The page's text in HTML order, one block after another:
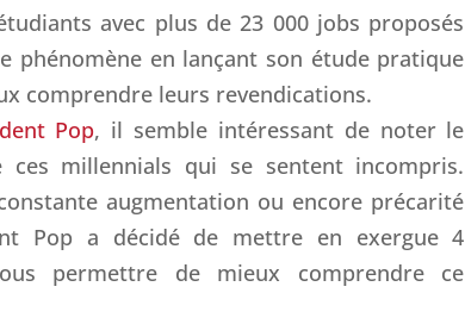
avec plus de 23 000 jobs proposés
phénomène en lançant son étude pratique
comprendre leurs revendications.
Pop, il semble intéressant de noter le
ces millennials qui se sentent incompris.
augmentation ou encore précarité
Pop a décidé de mettre en exergue 4
permettre de mieux comprendre ce